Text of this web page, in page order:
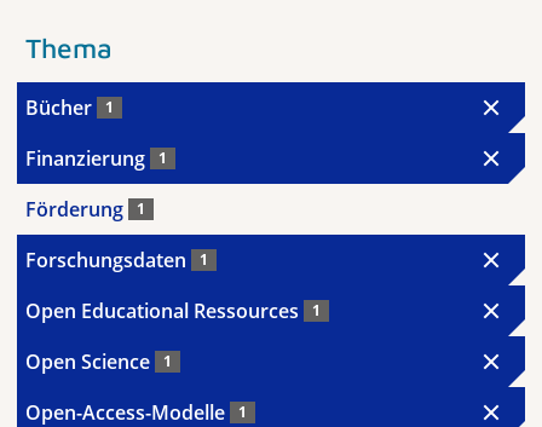
Thema
Bücher 1
Finanzierung 1
Förderung 1
Forschungsdaten 1
Open Educational Ressources 1
Open Science 1
Open-Access-Modelle 1